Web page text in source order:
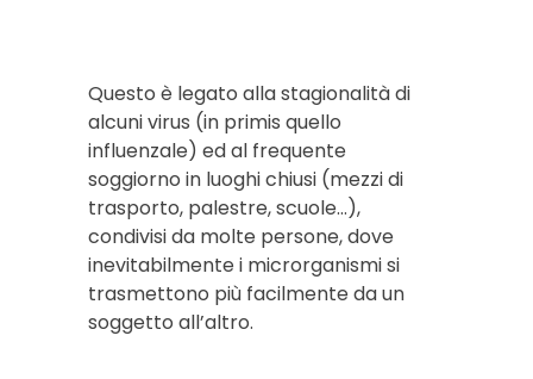
Questo è legato alla stagionalità di
alcuni virus (in primis quello
influenzale) ed al frequente
soggiorno in luoghi chiusi (mezzi di
trasporto, palestre, scuole…),
condivisi da molte persone, dove
inevitabilmente i microrganismi si
trasmettono più facilmente da un
soggetto all’altro.